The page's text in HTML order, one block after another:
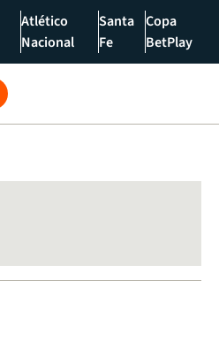
Atlético
Nacional
Santa
Fe
Copa
BetPlay